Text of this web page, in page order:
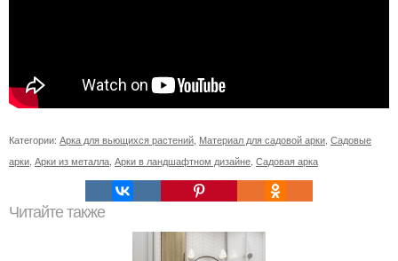
Категории: Арка для вьющихся растений, Материал для садовой арки, Садовые
арки, Арки из металла, Арки в ландшафтном дизайне, Садовая арка
Читайте также